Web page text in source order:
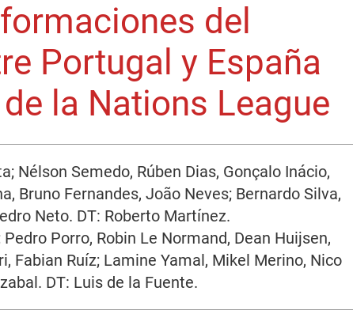
del
Portugal y España
la Nations League
Nélson Semedo, Rúben Dias, Gonçalo Inácio,
Bruno Fernandes, João Neves; Bernardo Silva,
Neto. DT: Roberto Martínez.
Pedro Porro, Robin Le Normand, Dean Huijsen,
Fabian Ruíz; Lamine Yamal, Mikel Merino, Nico
DT: Luis de la Fuente.